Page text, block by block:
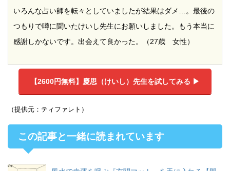
いろんな占い師を転々としていましたが結果はダメ…。最後の
つもりで噂に聞いたけいし先生にお願いしました。もう本当に
感謝しかないです。出会えて良かった。（27歳 女性）
【2600円無料】 慶思（けいし）先生を試してみる ▶︎
（提供元：ティファレト）
この記事と一緒に読まれています